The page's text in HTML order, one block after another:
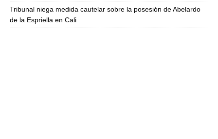
Tribunal niega medida cautelar sobre la posesión de Abelardo
de la Espriella en Cali